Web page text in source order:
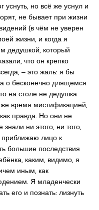
уснуть, но всё же уснул и
не бывает при жизни
(в чём не уверен
жизни, и когда я
дедушкой, который
что он крепко
‒ это жаль: я бы
о бесконечно длящемся
на столе не дедушка
время мистификацией,
правда. Но они не
ни этого, ни того,
приближаю лицо к
большие последствия
каким, видимо, я
иным, как
Я младенчески
его и познать: лизнуть